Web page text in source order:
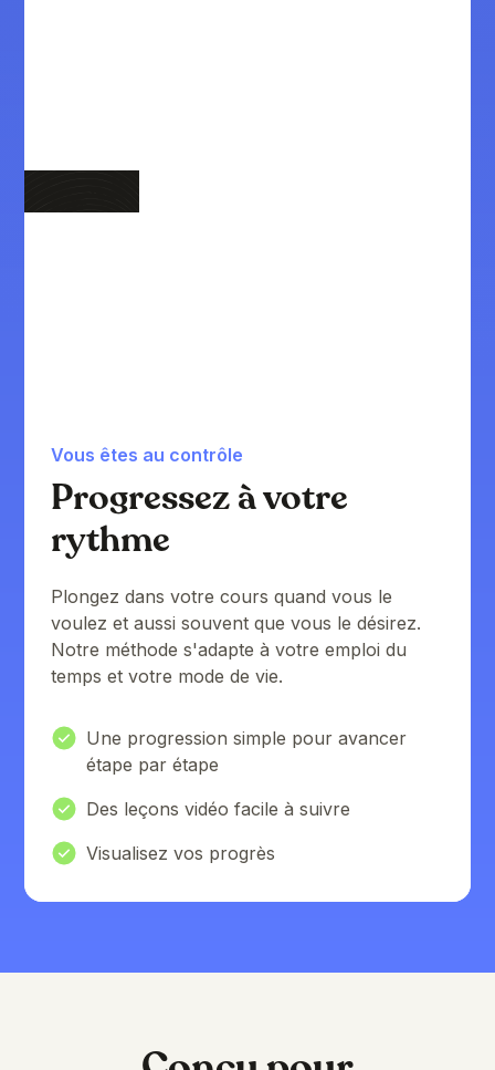
Vous êtes au contrôle
Progressez à votre
rythme
Plongez dans votre cours quand vous le
voulez et aussi souvent que vous le désirez.
Notre méthode s'adapte à votre emploi du
temps et votre mode de vie.
Une progression simple pour avancer
étape par étape
Des leçons vidéo facile à suivre
Visualisez vos progrès